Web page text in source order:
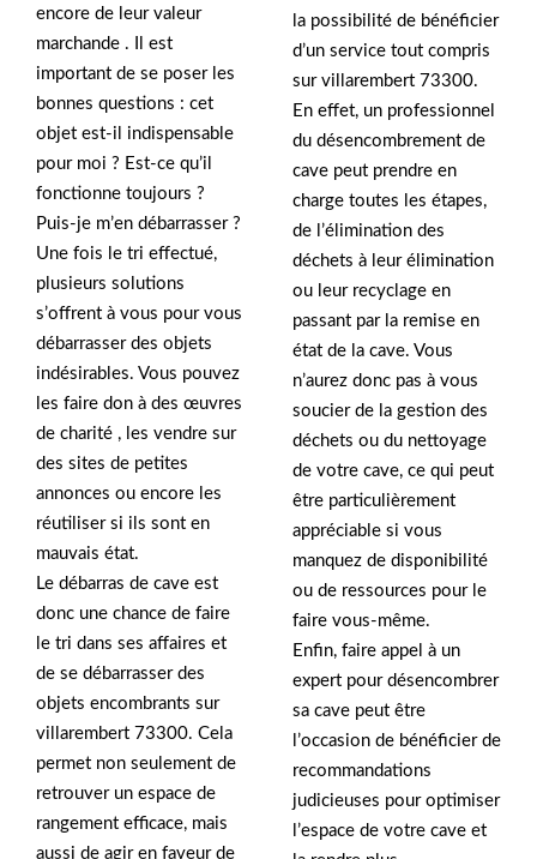
encore de leur valeur
marchande . Il est
important de se poser les
bonnes questions : cet
objet est-il indispensable
pour moi ? Est-ce qu’il
fonctionne toujours ?
Puis-je m’en débarrasser ?
Une fois le tri effectué,
plusieurs solutions
s’offrent à vous pour vous
débarrasser des objets
indésirables. Vous pouvez
les faire don à des œuvres
de charité , les vendre sur
des sites de petites
annonces ou encore les
réutiliser si ils sont en
mauvais état.
Le débarras de cave est
donc une chance de faire
le tri dans ses affaires et
de se débarrasser des
objets encombrants sur
villarembert 73300. Cela
permet non seulement de
retrouver un espace de
rangement efficace, mais
aussi de agir en faveur de
la possibilité de bénéficier
d’un service tout compris
sur villarembert 73300.
En effet, un professionnel
du désencombrement de
cave peut prendre en
charge toutes les étapes,
de l’élimination des
déchets à leur élimination
ou leur recyclage en
passant par la remise en
état de la cave. Vous
n’aurez donc pas à vous
soucier de la gestion des
déchets ou du nettoyage
de votre cave, ce qui peut
être particulièrement
appréciable si vous
manquez de disponibilité
ou de ressources pour le
faire vous-même.
Enfin, faire appel à un
expert pour désencombrer
sa cave peut être
l’occasion de bénéficier de
recommandations
judicieuses pour optimiser
l’espace de votre cave et